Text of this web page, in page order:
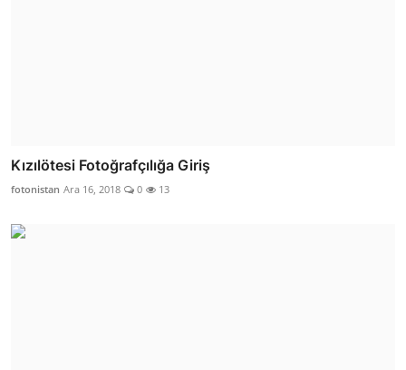
Kızılötesi Fotoğrafçılığa Giriş
fotonistan Ara 16, 2018 0 13